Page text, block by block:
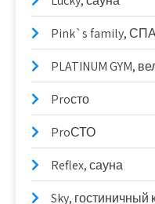
Pink`s family,
PLATINUM GYM,
Proсто
ProСТО
Reflex, сауна
Sky, гостиничный